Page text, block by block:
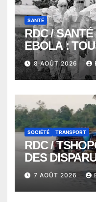
SANTÉ
RDC / SANTÉ
EBOLA :
VONT VERS
ALORS QUE
VERS 2000
8 AOÛT 2026
SOCIÉTÉ TRANSPORT
RDC /
DES
NAUFRAGE
À
KISANGANI
7 AOÛT 2026